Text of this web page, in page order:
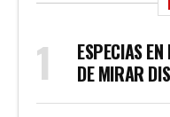
ESPECIAS
DE MIRAR